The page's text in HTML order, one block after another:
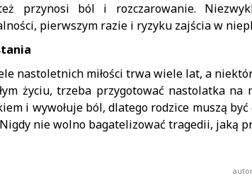
przynosi ból i rozczarowanie.
pierwszym razie i ryzyku zajścia w
nastoletnich miłości trwa wiele lat, a
życiu, trzeba przygotować nastolatka na
i wywołuje ból, dlatego rodzice muszą
nie wolno bagatelizować tragedii, jaką